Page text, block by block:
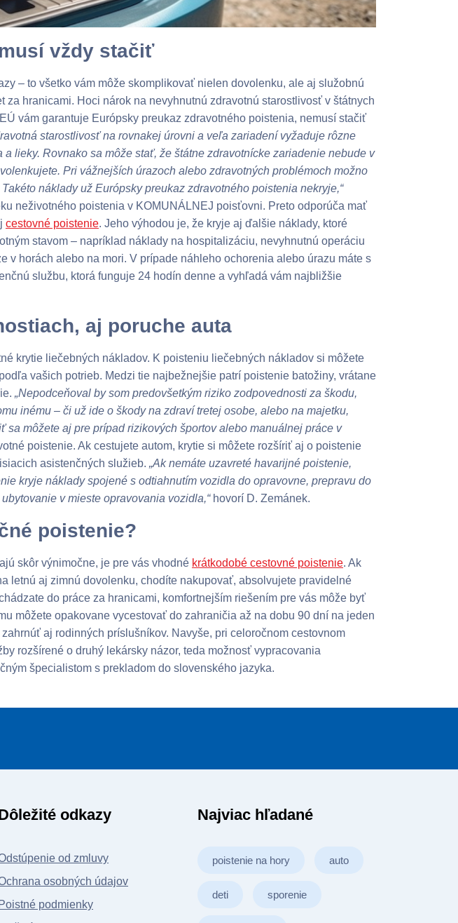
vždy stačiť
– to všetko vám môže skomplikovať nielen dovolenku, ale aj služobnú
za hranicami. Hoci nárok na nevyhnutnú zdravotnú starostlivosť v štátnych
vám garantuje Európsky preukaz zdravotného poistenia, nemusí stačiť
starostlivosť na rovnakej úrovni a veľa zariadení vyžaduje rôzne
lieky. Rovnako sa môže stať, že štátne zdravotnícke zariadenie nebude v
Pri vážnejších úrazoch alebo zdravotných problémoch možno
náklady už Európsky preukaz zdravotného poistenia nekryje,“
neživotného poistenia v KOMUNÁLNEJ poisťovni. Preto odporúča mať
cestovné poistenie. Jeho výhodou je, že kryje aj ďalšie náklady, ktoré
stavom – napríklad náklady na hospitalizáciu, nevyhnutnú operáciu
v horách alebo na mori. V prípade náhleho ochorenia alebo úrazu máte s
službu, ktorá funguje 24 hodín denne a vyhľadá vám najbližšie
aj poruche auta
krytie liečebných nákladov. K poisteniu liečebných nákladov si môžete
vašich potrieb. Medzi tie najbežnejšie patrí poistenie batožiny, vrátane
„Nepodceňoval by som predovšetkým riziko zodpovednosti za škodu,
inému – či už ide o škody na zdraví tretej osobe, alebo na majetku,
sa môžete aj pre prípad rizikových športov alebo manuálnej práce v
poistenie. Ak cestujete autom, krytie si môžete rozšíriť aj o poistenie
asistenčných služieb. „Ak nemáte uzavreté havarijné poistenie,
kryje náklady spojené s odtiahnutím vozidla do opravovne, prepravu do
v mieste opravovania vozidla,“hovorí D. Zemánek.
poistenie?
skôr výnimočne, je pre vás vhodné krátkodobé cestovné poistenie. Ak
letnú aj zimnú dovolenku, chodíte nakupovať, absolvujete pravidelné
do práce za hranicami, komfortnejším riešením pre vás môže byť
môžete opakovane vycestovať do zahraničia až na dobu 90 dní na jeden
aj rodinných príslušníkov. Navyše, pri celoročnom cestovnom
rozšírené o druhý lekársky názor, teda možnosť vypracovania
špecialistom s prekladom do slovenského jazyka.
odkazy
od zmluvy
osobných údajov
Poistné podmienky
Najviac hľadané
poistenie na hory auto
deti sporenie